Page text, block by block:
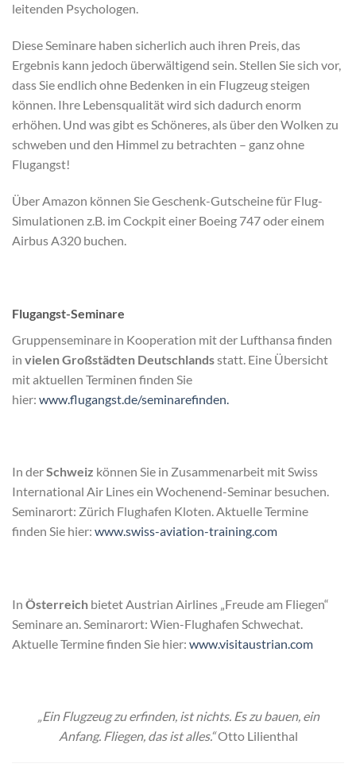
leitenden Psychologen.
Diese Seminare haben sicherlich auch ihren Preis, das
Ergebnis kann jedoch überwältigend sein. Stellen Sie sich vor,
dass Sie endlich ohne Bedenken in ein Flugzeug steigen
können. Ihre Lebensqualität wird sich dadurch enorm
erhöhen. Und was gibt es Schöneres, als über den Wolken zu
schweben und den Himmel zu betrachten – ganz ohne
Flugangst!
Über Amazon können Sie Geschenk-Gutscheine für Flug-
Simulationen z.B. im Cockpit einer Boeing 747 oder einem
Airbus A320 buchen.
Flugangst-Seminare
Gruppenseminare in Kooperation mit der Lufthansa finden
in vielen Großstädten Deutschlandsstatt. Eine Übersicht
mit aktuellen Terminen finden Sie
hier: www.flugangst.de/seminarefinden.
In derSchweiz können Sie in Zusammenarbeit mit Swiss
International Air Lines ein Wochenend-Seminar besuchen.
Seminarort: Zürich Flughafen Kloten. Aktuelle Termine
finden Sie hier: www.swiss-aviation-training.com
In Österreich bietet Austrian Airlines „Freude am Fliegen“
Seminare an. Seminarort: Wien-Flughafen Schwechat.
Aktuelle Termine finden Sie hier: www.visitaustrian.com
„Ein Flugzeug zu erfinden, ist nichts. Es zu bauen, ein
Anfang.Fliegen,das ist alles.“Otto Lilienthal